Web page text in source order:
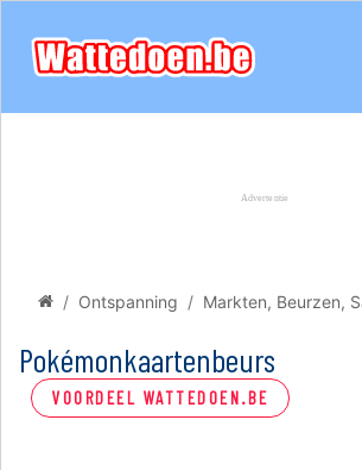
Ontspanning Markten, Beurzen,
Pokémonkaartenbeurs
VOORDEEL WATTEDOEN.BE